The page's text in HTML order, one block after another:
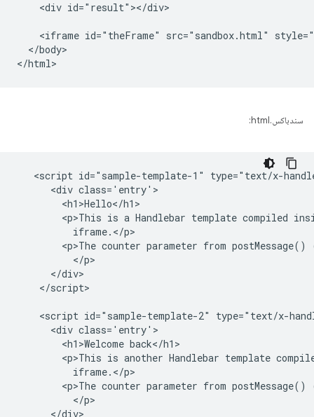
    <div id="result"></div>
<iframe id="theFrame" src="sandbox.html"
  </body>
سندباکس.html:
<script id="sample-template-1" type="text/x-
      <div class='entry'>
        <h1>Hello</h1>
<p>This is a Handlebar template compiled
          iframe.</p>
<p>The counter parameter from postMessage()
          </p>
      </div>
    </script>
<script id="sample-template-2" type="text/x-
      <div class='entry'>
        <h1>Welcome back</h1>
<p>This is another Handlebar template
          iframe.</p>
<p>The counter parameter from postMessage()
          </p>
      </div>